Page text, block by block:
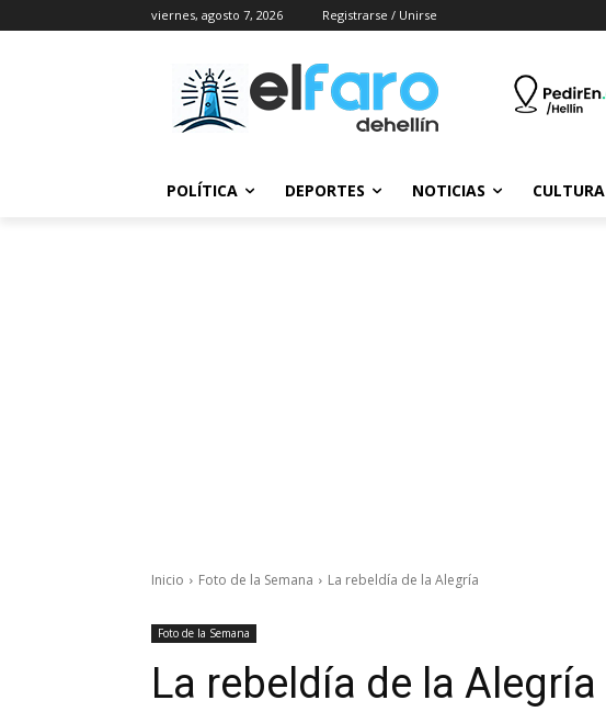
viernes, agosto 7, 2026 Registrarse / Unirse
POLÍTICA DEPORTES NOTICIAS CULTURA
Inicio Foto de la Semana La rebeldía de la Alegría
Foto de la Semana
La rebeldía de la Alegría